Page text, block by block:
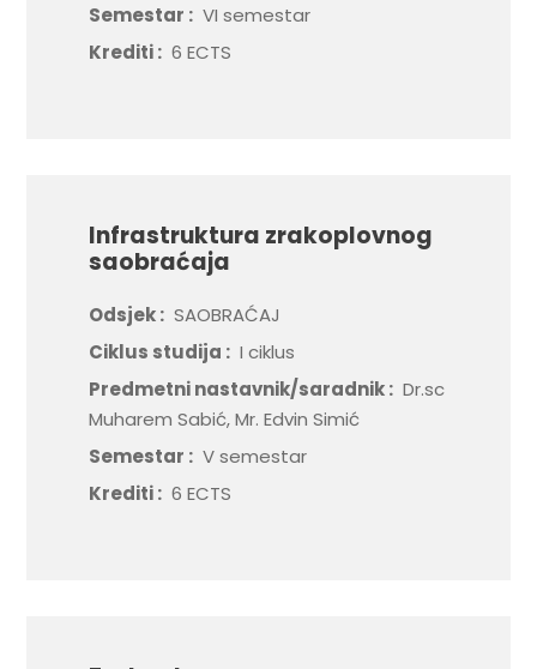
Semestar : VI semestar
Krediti : 6 ECTS
Infrastruktura zrakoplovnog
saobraćaja
Odsjek : SAOBRAĆAJ
Ciklus studija : I ciklus
Predmetni nastavnik/saradnik : Dr.sc
Muharem Sabić, Mr. Edvin Simić
Semestar : V semestar
Krediti : 6 ECTS